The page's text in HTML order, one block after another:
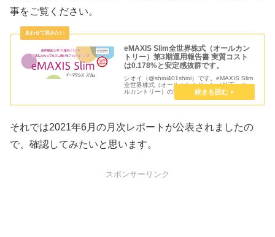
事をご覧ください。
eMAXIS Slim全世界株式（オールカン
トリー）第3期運用報告書 実質コスト
は0.178%と安定感抜群です。
シオイ（@shioi401shioi）です。eMAXIS Slim
全世界株式（オールカントリー）（以下、オー
ルカントリー）の第3期運用報告書が2021年7
月1日に公表されました。月次レポートでのウ
ォッチからベンチマークとの乖離も少なく安定
それでは2021年6月の月次レポートが公表されましたの
で、確認してみたいと思います。
スポンサーリンク